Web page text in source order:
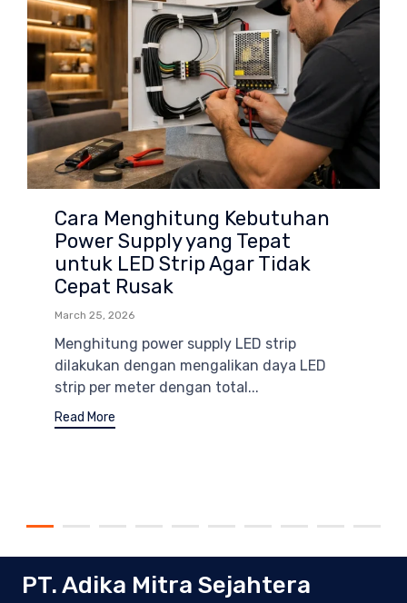
Cara Menghitung Kebutuhan
Power Supply yang Tepat
untuk LED Strip Agar Tidak
Cepat Rusak
March 25, 2026
Menghitung power supply LED strip
dilakukan dengan mengalikan daya LED
strip per meter dengan total...
Read More
PT. Adika Mitra Sejahtera